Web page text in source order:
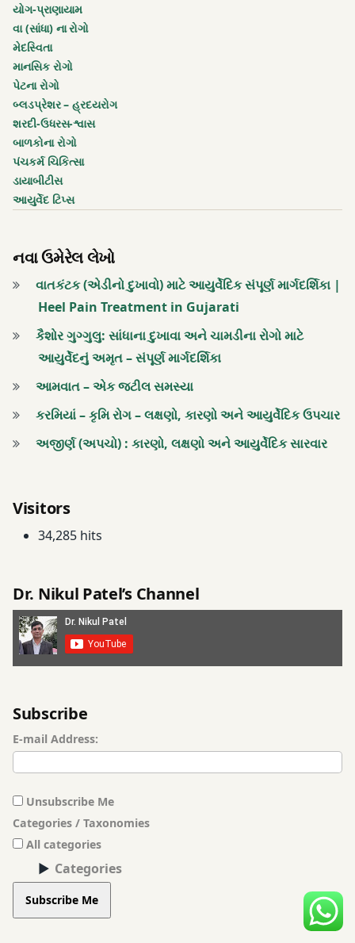
યોગ-પ્રાણાયામ
વા (સાંધા) ના રોગો
મેદસ્વિતા
માનસિક રોગો
પેટના રોગો
બ્લડપ્રેશર – હ્રદયરોગ
શરદી-ઉધરસ-શ્વાસ
બાળકોના રોગો
પંચકર્મ ચિકિત્સા
ડાયાબીટીસ
આયુર્વેદ ટિપ્સ
નવા ઉમેરેલ લેખો
વાતકંટક (એડીનો દુખાવો) માટે આયુર્વેદિક સંપૂર્ણ માર્ગદર્શિકા |
Heel Pain Treatment in Gujarati
કૈશોર ગુગ્ગુલુ: સાંધાના દુખાવા અને ચામડીના રોગો માટે
આયુર્વેદનું અમૃત – સંપૂર્ણ માર્ગદર્શિકા
આમવાત – એક જટીલ સમસ્યા
કરમિયાં – કૃમિ રોગ – લક્ષણો, કારણો અને આયુર્વેદિક ઉપચાર
અજીર્ણ (અપચો) : કારણો, લક્ષણો અને આયુર્વેદિક સારવાર
Visitors
34,285 hits
Dr. Nikul Patel’s Channel
Subscribe
E-mail Address:
Unsubscribe Me
Categories / Taxonomies
All categories
Categories
Subscribe Me